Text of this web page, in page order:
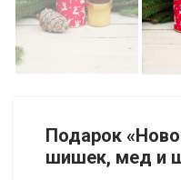
Подарок
шишек, мед и